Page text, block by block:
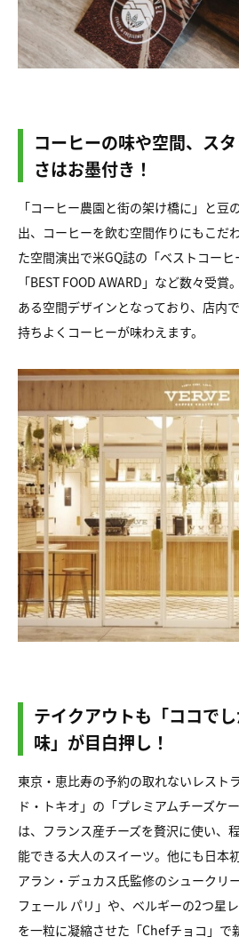
コーヒーの味や空間、ス
さはお墨付き！
「コーヒー農園と街の架け橋に」と豆
出、コーヒーを飲む空間作りにもこだ
た空間演出で米GQ誌の「ベストコー
「BEST FOOD AWARD」など数々受
ある空間デザインとなっており、店内
持ちよくコーヒーが味わえます。
テイクアウトも「ココで
味」が目白押し！
東京・恵比寿の予約の取れないレスト
ド・トキオ」の「プレミアムチーズケ
は、フランス産チーズを贅沢に使い、
能できる大人のスイーツ。他にも日本
アラン・デュカス氏監修のシュークリ
フェール パリ」や、ベルギーの2つ星
を一粒に凝縮させた「Chefチョコ」で